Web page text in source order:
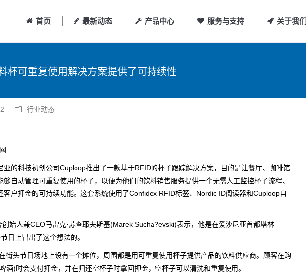
首页 最新动态 产品中心 服务与支持 关于我们
杯可重复使用解决方案提供了可持续性
行业动态
亚的科技初创公司Cuploop推出了一款基于RFID的杯子跟踪解决方案，目的是让餐厅、咖啡馆
够自动管理可重复使用的杯子，以便为他们的饮料销售服务提供一个无需人工监控杯子流程、
客户押金的可持续功能。这套系统使用了Confidex RFID标签、Nordic ID阅读器和Cuploop自
始人兼CEO马雷克·苏查耶夫斯基(Marek Sucha?evski)表示，他是在爱沙尼亚首都塔林
日上冒出了这个想法的。
街头节日场地上设有一个摊位，周围都是用可重复使用杯子提供产品的饮料供应商。顾客在购
酒)时会支付押金，并在归还空杯子时拿回押金，空杯子可以清洗和重复使用。